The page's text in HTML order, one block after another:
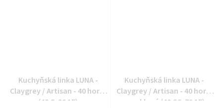
Kuchyňská linka LUNA -
Claygrey / Artisan - 40 horní
(40 G-90 1F)
Kuchyňská linka LUNA -
Claygrey / Artisan - 40 horní
prosklená (40 GS-72 1F)